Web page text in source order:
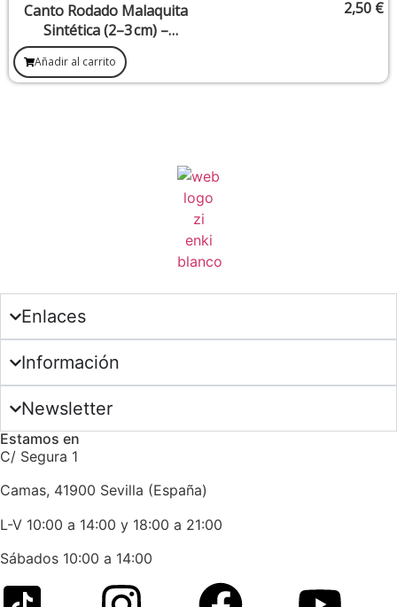
Canto Rodado Malaquita
Sintética (2–3 cm) –
Protección y
Transformación
2,50 €
Añadir al carrito
Enlaces
Información
Newsletter
Estamos en
C/ Segura 1
Camas, 41900 Sevilla (España)
L-V 10:00 a 14:00 y 18:00 a 21:00
Sábados 10:00 a 14:00